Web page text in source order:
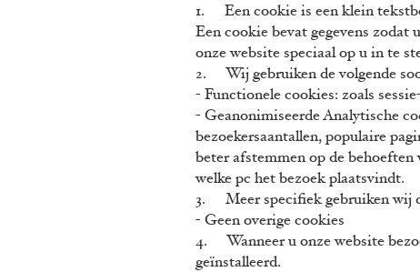
1. Een cookie is een klein
Een cookie bevat gegevens zodat
onze website speciaal op u in te
2. Wij gebruiken de volgende
- Functionele cookies: zoals
- Geanonimiseerde Analytische
bezoekersaantallen, populaire
beter afstemmen op de
welke pc het bezoek plaatsvindt.
3. Meer specifiek gebruiken wij
- Geen overige cookies
4. Wanneer u onze website
geïnstalleerd.